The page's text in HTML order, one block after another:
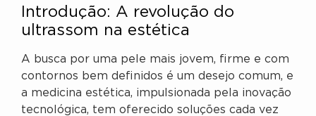
Introdução: A revolução do
ultrassom na estética
A busca por uma pele mais jovem, firme e com
contornos bem definidos é um desejo comum, e
a medicina estética, impulsionada pela inovação
tecnológica, tem oferecido soluções cada vez